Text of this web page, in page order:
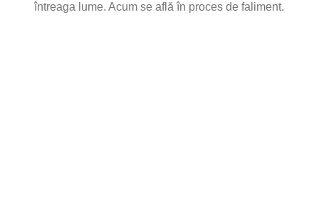
întreaga lume. Acum se află în proces de faliment.